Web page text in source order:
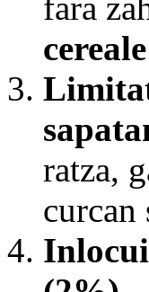
ratza,
curcan